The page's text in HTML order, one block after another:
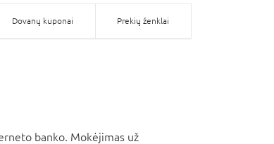
Dovanų kuponai Prekių ženklai
banko. Mokėjimas už